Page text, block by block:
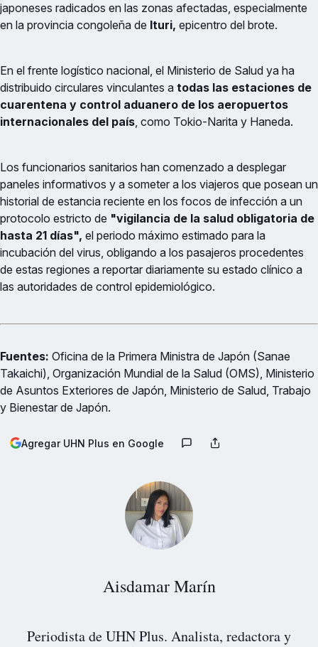
japoneses radicados en las zonas afectadas, especialmente
en la provincia congoleña de Ituri, epicentro del brote.
En el frente logístico nacional, el Ministerio de Salud ya ha
distribuido circulares vinculantes a todas las estaciones de
cuarentena y control aduanero de los aeropuertos
internacionales del país, como Tokio-Narita y Haneda.
Los funcionarios sanitarios han comenzado a desplegar
paneles informativos y a someter a los viajeros que posean un
historial de estancia reciente en los focos de infección a un
protocolo estricto de "vigilancia de la salud obligatoria de
hasta 21 días", el periodo máximo estimado para la
incubación del virus, obligando a los pasajeros procedentes
de estas regiones a reportar diariamente su estado clínico a
las autoridades de control epidemiológico.
Fuentes: Oficina de la Primera Ministra de Japón (Sanae
Takaichi), Organización Mundial de la Salud (OMS), Ministerio
de Asuntos Exteriores de Japón, Ministerio de Salud, Trabajo
y Bienestar de Japón.
Agregar UHN Plus en Google
Aisdamar Marín
Periodista de UHN Plus. Analista, redactora y